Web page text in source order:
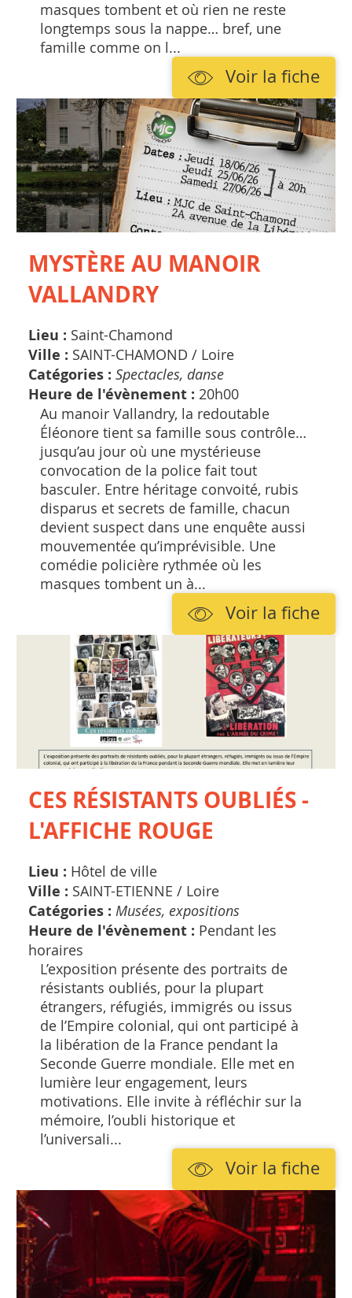
masques tombent et où rien ne reste
longtemps sous la nappe… bref, une
famille comme on l...
Voir la fiche
MYSTÈRE AU MANOIR
VALLANDRY
Lieu : Saint-Chamond
Ville : SAINT-CHAMOND / Loire
Catégories : Spectacles, danse
Heure de l'évènement : 20h00
Au manoir Vallandry, la redoutable
Éléonore tient sa famille sous contrôle…
jusqu’au jour où une mystérieuse
convocation de la police fait tout
basculer. Entre héritage convoité, rubis
disparus et secrets de famille, chacun
devient suspect dans une enquête aussi
mouvementée qu’imprévisible. Une
comédie policière rythmée où les
masques tombent un à...
Voir la fiche
CES RÉSISTANTS OUBLIÉS -
L'AFFICHE ROUGE
Lieu : Hôtel de ville
Ville : SAINT-ETIENNE / Loire
Catégories : Musées, expositions
Heure de l'évènement : Pendant les
horaires
L’exposition présente des portraits de
résistants oubliés, pour la plupart
étrangers, réfugiés, immigrés ou issus
de l’Empire colonial, qui ont participé à
la libération de la France pendant la
Seconde Guerre mondiale. Elle met en
lumière leur engagement, leurs
motivations. Elle invite à réfléchir sur la
mémoire, l’oubli historique et
l’universali...
Voir la fiche